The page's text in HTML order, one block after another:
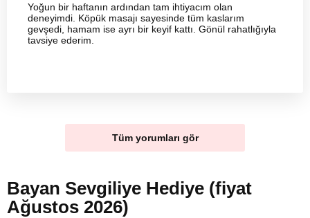
Yoğun bir haftanın ardından tam ihtiyacım olan
deneyimdi. Köpük masajı sayesinde tüm kaslarım
gevşedi, hamam ise ayrı bir keyif kattı. Gönül rahatlığıyla
tavsiye ederim.
Tüm yorumları gör
Bayan Sevgiliye Hediye (fiyat
Ağustos 2026)